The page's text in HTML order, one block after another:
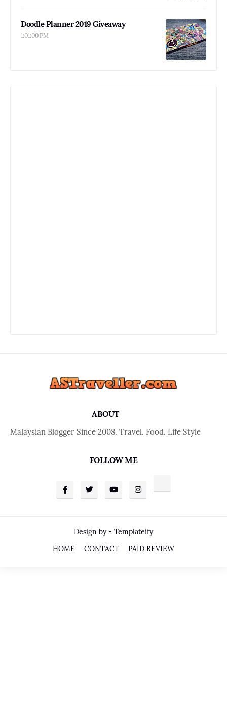
Doodle Planner 2019 Giveaway
1:01:00 PM
ABOUT
Malaysian Blogger Since 2008. Travel. Food. Life Style
FOLLOW ME
Design by - Templateify
HOME
CONTACT PAID REVIEW